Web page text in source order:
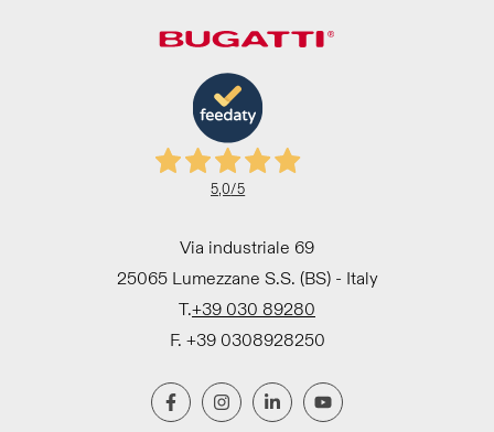
5,0/5
Via industriale 69
25065 Lumezzane S.S. (BS) - Italy
T.+39 030 89280
F. +39 0308928250